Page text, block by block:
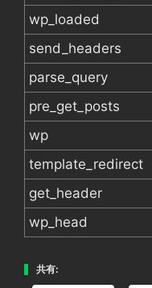
wp_loaded
send_headers
parse_query
pre_get_posts
wp
template_redirect
get_header
wp_head
共有: